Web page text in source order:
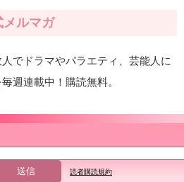
メルマガ
でドラマやバラエティ、芸能人に
週連載中！購読無料。
読者購読規約